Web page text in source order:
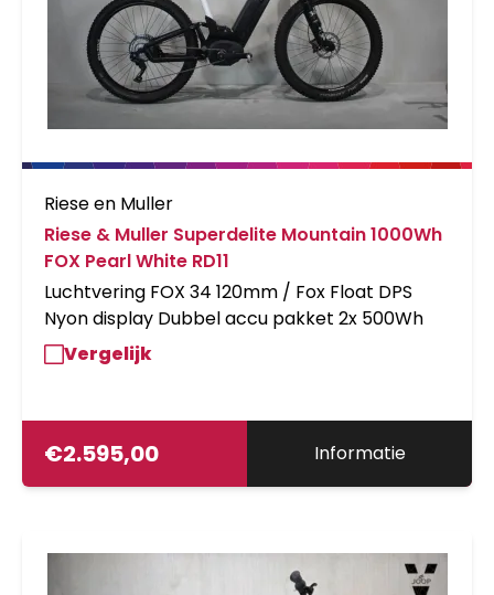
Riese en Muller
Riese & Muller Superdelite Mountain 1000Wh
FOX Pearl White RD11
Luchtvering FOX 34 120mm / Fox Float DPS
Nyon display Dubbel accu pakket 2x 500Wh
Vergelijk
€2.595,00 Informatie